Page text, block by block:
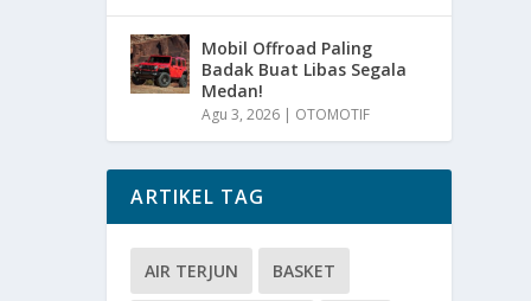
Mobil Offroad Paling
Badak Buat Libas Segala
Medan!
Agu 3, 2026 | OTOMOTIF
ARTIKEL TAG
AIR TERJUN BASKET